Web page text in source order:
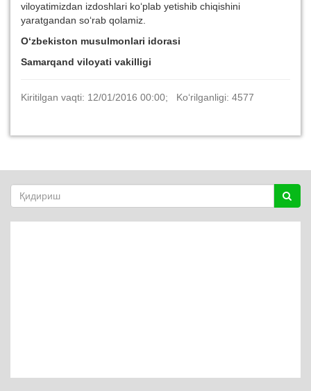
viloyatimizdan izdoshlari ko‘plab yetishib chiqishini
yaratgandan so‘rab qolamiz.
O‘zbekiston musulmonlari idorasi
Samarqand viloyati vakilligi
Kiritilgan vaqti: 12/01/2016 00:00; Ko‘rilganligi: 4577